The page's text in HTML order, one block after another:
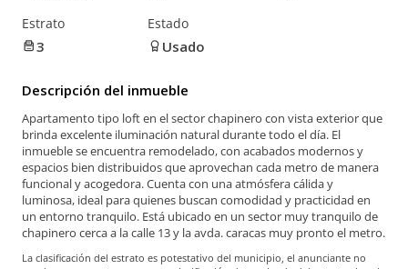
Estrato
3
Estado
Usado
Descripción del inmueble
Apartamento tipo loft en el sector chapinero con vista exterior que
brinda excelente iluminación natural durante todo el día. El
inmueble se encuentra remodelado, con acabados modernos y
espacios bien distribuidos que aprovechan cada metro de manera
funcional y acogedora. Cuenta con una atmósfera cálida y
luminosa, ideal para quienes buscan comodidad y practicidad en
un entorno tranquilo. Está ubicado en un sector muy tranquilo de
chapinero cerca a la calle 13 y la avda. caracas muy pronto el metro.
La clasificación del estrato es potestativo del municipio, el anunciante no